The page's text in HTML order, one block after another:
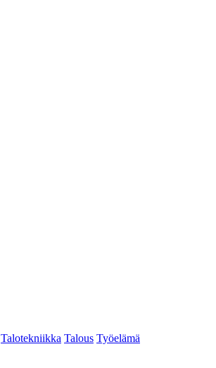
Talotekniikka Talous Työelämä